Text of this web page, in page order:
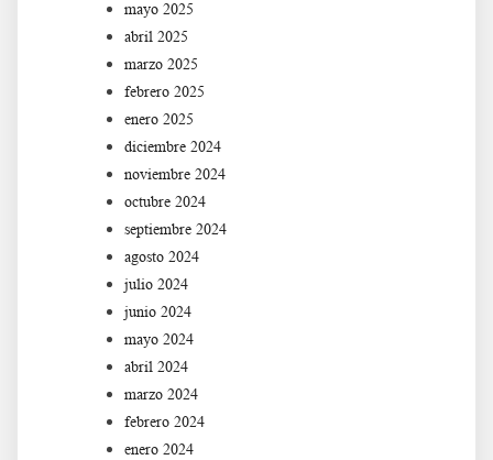
mayo 2025
abril 2025
marzo 2025
febrero 2025
enero 2025
diciembre 2024
noviembre 2024
octubre 2024
septiembre 2024
agosto 2024
julio 2024
junio 2024
mayo 2024
abril 2024
marzo 2024
febrero 2024
enero 2024